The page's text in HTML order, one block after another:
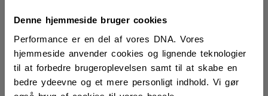
Denne hjemmeside bruger cookies
Performance er en del af vores DNA. Vores
hjemmeside anvender cookies og lignende teknologier
til at forbedre brugeroplevelsen samt til at skabe en
bedre ydeevne og et mere personligt indhold. Vi gør
Leveringsvilkår Gratis retur